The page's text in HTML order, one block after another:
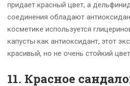
придает красный цвет, а
соединения обладают
косметике используется
капусты как антиоксидант, этот
красивый, но не очень стойкий
11. Красное